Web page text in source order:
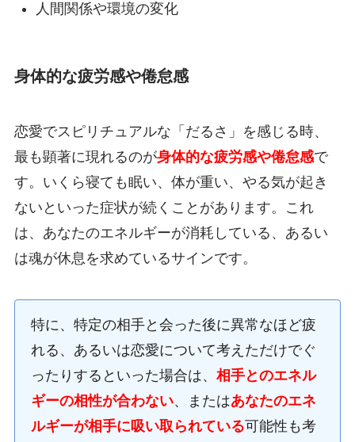
人間関係や環境の変化
身体的な疲労感や倦怠感
恋愛でスピリチュアルな「だるさ」を感じる時、
最も顕著に現れるのが身体的な疲労感や倦怠感で
す。いくら寝ても眠い、体が重い、やる気が起き
ないといった症状が続くことがあります。これ
は、あなたのエネルギーが消耗している、あるい
は魂が休息を求めているサインです。
特に、特定の相手と会った後に異常なほど疲
れる、あるいは恋愛について考えただけでぐ
ったりするといった場合は、 相手とのエネル
ギーの相性が合わない、またはあなたのエネ
ルギーが相手に吸い取られている可能性も考